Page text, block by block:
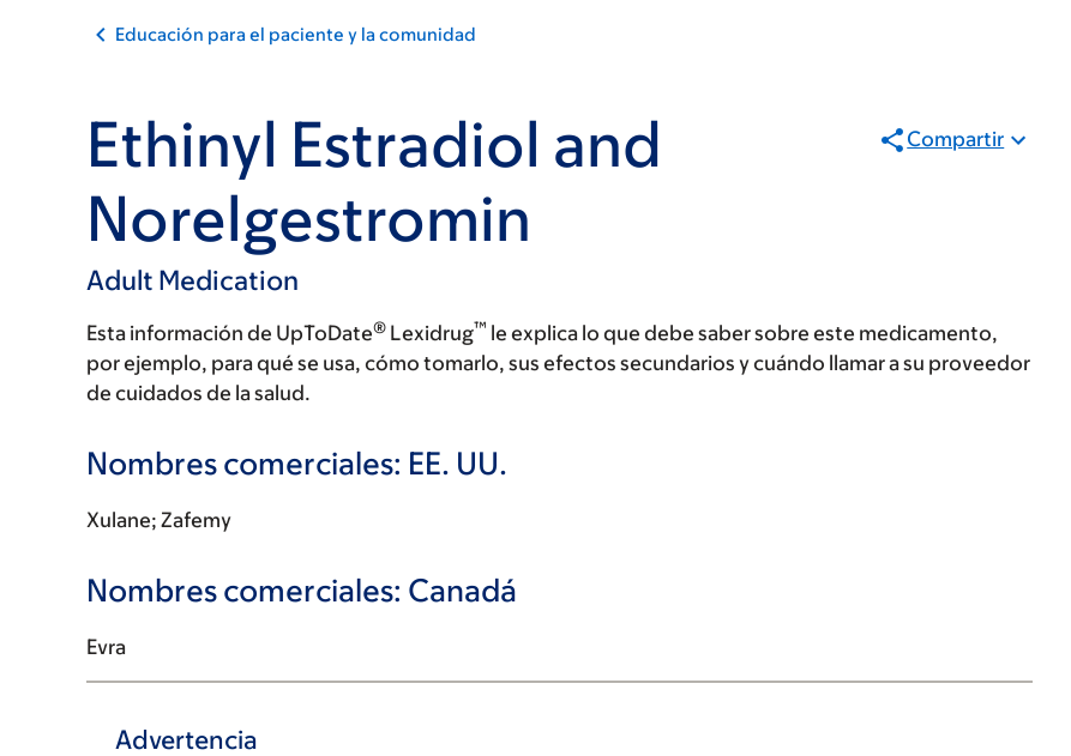
Educación para el paciente y la comunidad
Ethinyl Estradiol and
Norelgestromin
Adult Medication
Compartir
Esta información de UpToDate® Lexidrug™ le explica lo que debe saber sobre este medicamento,
por ejemplo, para qué se usa, cómo tomarlo, sus efectos secundarios y cuándo llamar a su proveedor
de cuidados de la salud.
Nombres comerciales: EE. UU.
Xulane; Zafemy
Nombres comerciales: Canadá
Evra
Advertencia